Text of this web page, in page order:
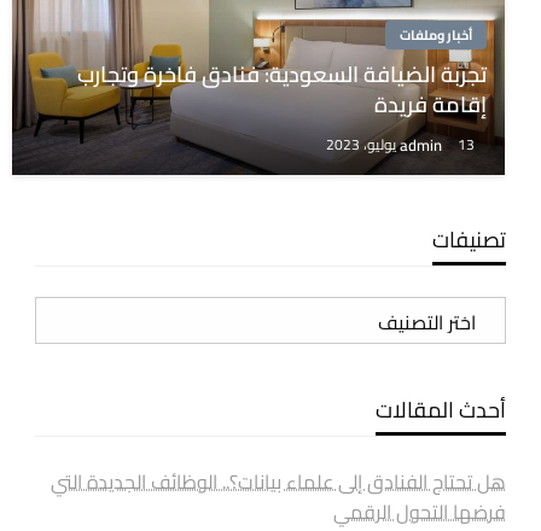
أخبار وملفات
تجربة الضيافة السعودية: فنادق فاخرة وتجارب
إقامة فريدة
admin 13 يوليو، 2023
تصنيفات
تصنيفات
أحدث المقالات
هل تحتاج الفنادق إلى علماء بيانات؟.. الوظائف الجديدة التي
فرضها التحول الرقمي